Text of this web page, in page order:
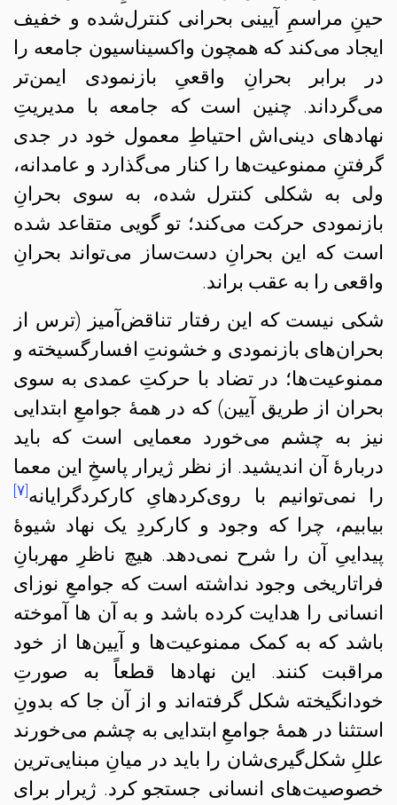
حینِ مراسمِ آیینی بحرانی کنترل‌شده و خفیف
ایجاد می‌کند که همچون واکسیناسیون جامعه را
در برابر بحرانِ واقعیِ بازنمودی ایمن‌تر
می‌گرداند. چنین است که جامعه با مدیریتِ
نهادهای دینی‌اش احتیاطِ معمول خود در جدی
گرفتنِ ممنوعیت‌ها را کنار می‌گذارد و عامدانه،
ولی به شکلی کنترل شده، به سوی بحرانِ
بازنمودی حرکت می‌کند؛ تو گویی متقاعد شده
است که این بحرانِ دست‌ساز می‌تواند بحرانِ
واقعی را به عقب براند.
شکی نیست که این رفتار تناقض‌آمیز (ترس از
بحران‌های بازنمودی و خشونتِ افسارگسیخته و
ممنوعیت‌ها؛ در تضاد با حرکتِ عمدی به سوی
بحران از طریق آیین) که در همهٔ جوامعِ ابتدایی
نیز به چشم می‌خورد معمایی است که باید
دربارهٔ آن اندیشید. از نظر ژیرار پاسخِ این معما
را نمی‌توانیم با روی‌کردهایِ کارکردگرایانه[۷]
بیابیم، چرا که وجود و کارکردِ یک نهاد شیوهٔ
پیداییِ آن را شرح نمی‌دهد. هیچ ناظرِ مهربانِ
فراتاریخی وجود نداشته است که جوامعِ نوزای
انسانی را هدایت کرده باشد و به آن ها آموخته
باشد که به کمک ممنوعیت‌ها و آیین‌ها از خود
مراقبت کنند. این نهادها قطعاً به صورتِ
خودانگیخته شکل گرفته‌اند و از آن‌ جا که بدونِ
استثنا در همهٔ جوامعِ ابتدایی به چشم می‌خورند
عللِ شکل‌گیری‌شان را باید در میانِ مبنایی‌ترین
خصوصیت‌های انسانی جستجو کرد. ژیرار برای